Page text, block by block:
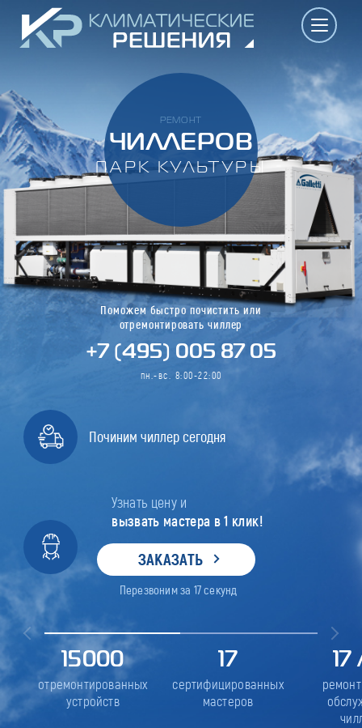
РЕМОНТ
ЧИЛЛЕРОВ
ПАРК КУЛЬТУРЫ
Поможем быстро почистить или
отремонтировать чиллер
+7 (495) 005 87 05
пн.-вс. 8:00-22:00
Починим чиллер сегодня
Узнать цену и
вызвать мастера в 1 клик!
ЗАКАЗАТЬ
Перезвоним за 17секунд
15000
отремонтированных
устройств
17
сертифицированных
мастеров
17